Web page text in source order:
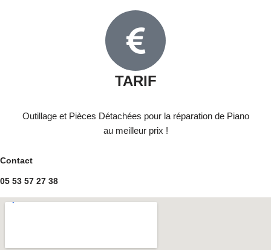
TARIF
Outillage et Pièces Détachées pour la réparation de Piano
au meilleur prix !
Contact
05 53 57 27 38